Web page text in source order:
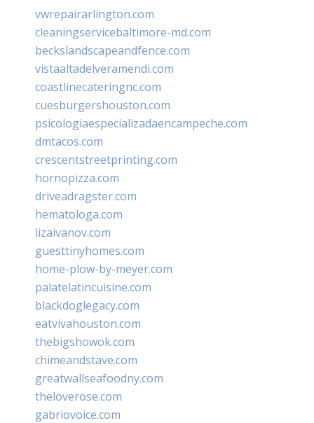
vwrepairarlington.com
cleaningservicebaltimore-md.com
beckslandscapeandfence.com
vistaaltadelveramendi.com
coastlinecateringnc.com
cuesburgershouston.com
psicologiaespecializadaencampeche.com
dmtacos.com
crescentstreetprinting.com
hornopizza.com
driveadragster.com
hematologa.com
lizaivanov.com
guesttinyhomes.com
home-plow-by-meyer.com
palatelatincuisine.com
blackdoglegacy.com
eatvivahouston.com
thebigshowok.com
chimeandstave.com
greatwallseafoodny.com
theloverose.com
gabriovoice.com